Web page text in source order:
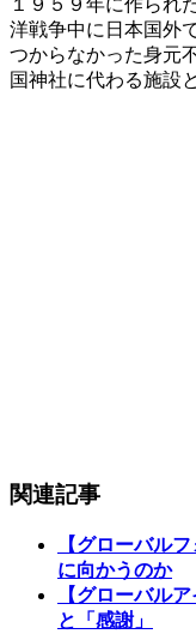
洋戦争中に日本国外
つからなかった身元
国神社に代わる施設
関連記事
【グローバル
に向かうのか
【グローバル
と「感謝」